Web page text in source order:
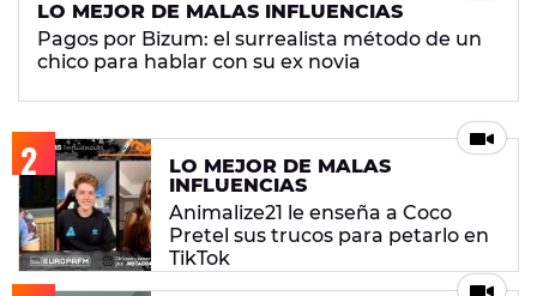
LO MEJOR DE MALAS INFLUENCIAS
Pagos por Bizum: el surrealista método de un
chico para hablar con su ex novia
LO MEJOR DE MALAS
INFLUENCIAS
Animalize21 le enseña a Coco
Pretel sus trucos para petarlo en
TikTok